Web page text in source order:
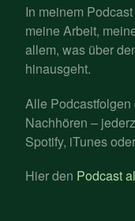
In meinem
meine Arbeit,
allem, was über
hinausgeht.
Alle Podcastfolgen
Nachhören –
Spotify, iTunes
Hier den Podcast